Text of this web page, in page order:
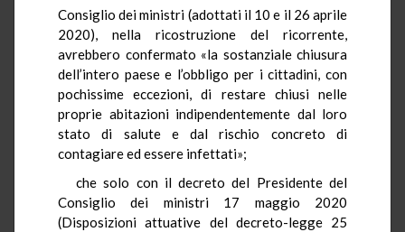
Consiglio dei ministri (adottati il 10 e il 26 aprile
2020), nella ricostruzione del ricorrente,
avrebbero confermato «la sostanziale chiusura
dell’intero paese e l’obbligo per i cittadini, con
pochissime eccezioni, di restare chiusi nelle
proprie abitazioni indipendentemente dal loro
stato di salute e dal rischio concreto di
contagiare ed essere infettati»;
che solo con il decreto del Presidente del
Consiglio dei ministri 17 maggio 2020
(Disposizioni attuative del decreto-legge 25